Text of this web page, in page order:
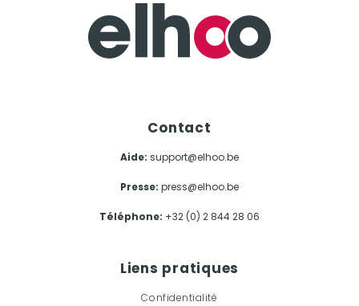
Contact
Aide: support@elhoo.be
Presse: press@elhoo.be
Téléphone: +32 (0) 2 844 28 06
Liens pratiques
Confidentialité